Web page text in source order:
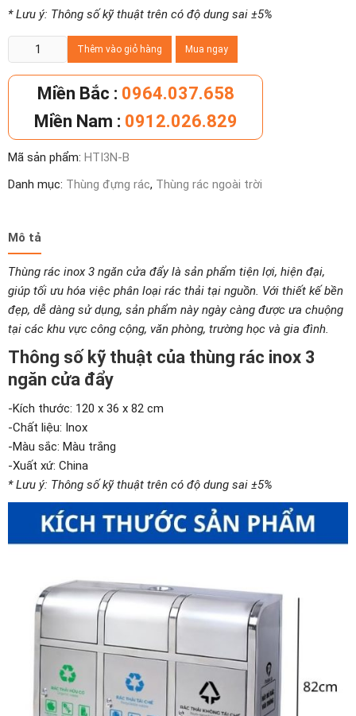
* Lưu ý: Thông số kỹ thuật trên có độ dung sai ±5%
Thùng
rác
inox
cửa
đẩy
số
Thêm vào giỏ hàng Mua ngay
Miền Bắc : 0964.037.658
Miền Nam : 0912.026.829
Mã sản phẩm: HTI3N-B
Danh mục: Thùng đựng rác, Thùng rác ngoài trời
Mô tả
Thùng rác inox 3 ngăn cửa đẩy là sản phẩm tiện lợi, hiện đại,
giúp tối ưu hóa việc phân loại rác thải tại nguồn. Với thiết kế bền
đẹp, dễ dàng sử dụng, sản phẩm này ngày càng được ưa chuộng
tại các khu vực công cộng, văn phòng, trường học và gia đình.
Thông số kỹ thuật của thùng rác inox 3
ngăn cửa đẩy
-Kích thước: 120 x 36 x 82 cm
-Chất liệu: Inox
-Màu sắc: Màu trắng
-Xuất xứ: China
* Lưu ý: Thông số kỹ thuật trên có độ dung sai ±5%